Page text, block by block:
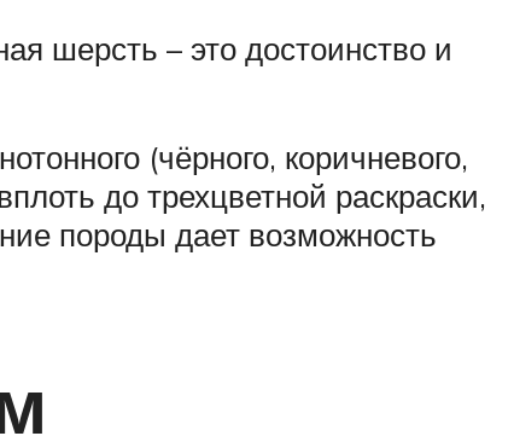
шерсть – это достоинство и
(чёрного, коричневого,
до трехцветной раскраски,
породы дает возможность